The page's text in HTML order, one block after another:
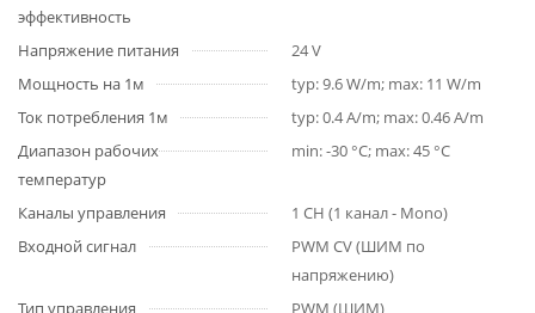
эффективность
Напряжение питания
24 V
Мощность на 1м
typ: 9.6 W/m; max: 11 W/m
Ток потребления 1м
typ: 0.4 A/m; max: 0.46 A/m
Диапазон рабочих
температур
min: -30 °C; max: 45 °C
Каналы управления
1 CH (1 канал - Mono)
Входной сигнал
PWM СV (ШИМ по
напряжению)
Тип управления
PWM (ШИМ)